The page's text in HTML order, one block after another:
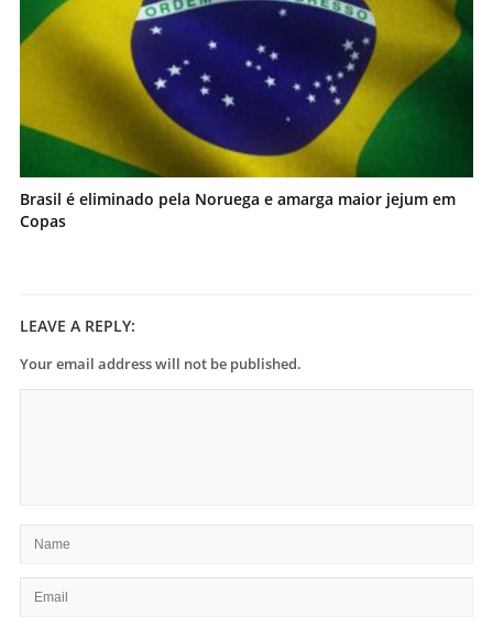
Brasil é eliminado pela Noruega e amarga maior jejum em
Copas
LEAVE A REPLY:
Your email address will not be published.